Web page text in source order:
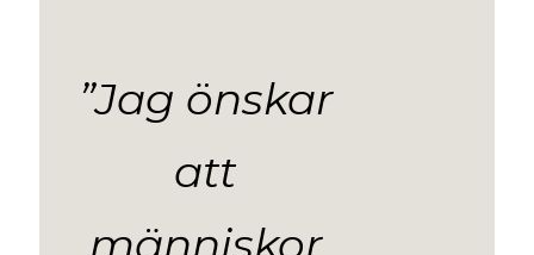
”Jag önskar
att
människor